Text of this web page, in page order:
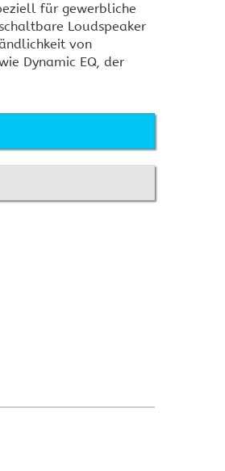
HDMI und USB über CAT
Crestron Raumbuchung
Indikatoren
Anwesenheitssensoren
Referenzen im Gewerbe
Referenzen Hotellerie
Referenzen öffentlicher
Bereich
Referenzen in privaten
objekten
kabellos Präsentieren
BARCO Demostellung
BARCO Clickshare CS-100
BARCO Clickshare CSE200+
BARCO Clickshare CX-50
Geschäftspartner
für gewerbliche
Loudspeaker
von
Dynamic EQ, der